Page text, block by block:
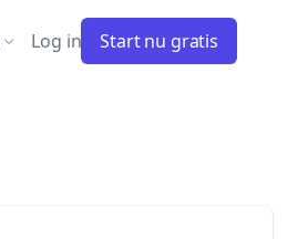
Log in Start nu gratis